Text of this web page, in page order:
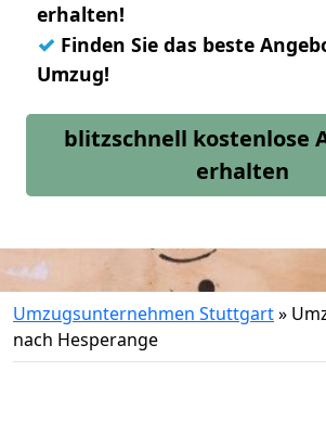
erhalten!
✓ Finden Sie das beste
Umzug!
blitzschnell kostenlose
erhalten
Umzugsunternehmen Stuttgart»
nach Hesperange